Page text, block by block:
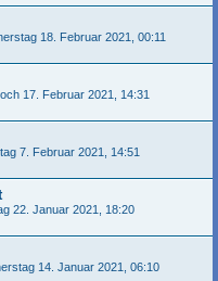
18. Februar 2021, 00:11
17. Februar 2021, 14:31
7. Februar 2021, 14:51
22. Januar 2021, 18:20
14. Januar 2021, 06:10